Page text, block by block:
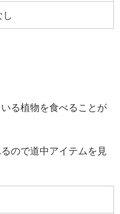
る植物を食べることが
ので道中アイテムを見